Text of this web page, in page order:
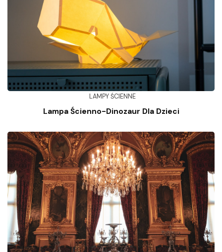
LAMPY ŚCIENNE
Lampa Ścienno-Dinozaur Dla Dzieci